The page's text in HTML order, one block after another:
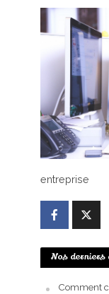
entreprise
Nos derniers
Comment